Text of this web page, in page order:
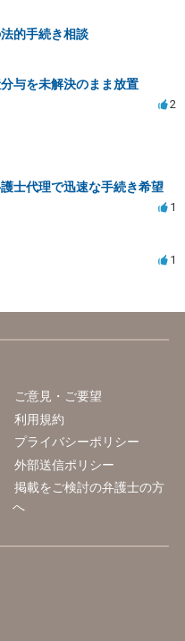
的手続き相談
与を未解決のまま放置
2
士代理で迅速な手続き希望
1
1
ご意見・ご要望
利用規約
プライバシーポリシー
外部送信ポリシー
掲載をご検討の弁護士の方
へ